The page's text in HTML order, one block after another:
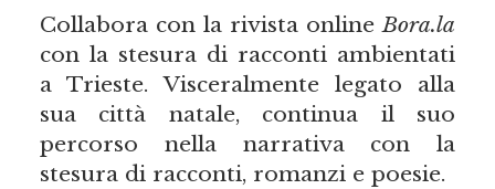
Collabora con la rivista onlineBora.la
con la stesura di racconti ambientati
a Trieste. Visceralmente legato alla
sua città natale, continua il suo
percorso nella narrativa con la
stesura di racconti, romanzi e poesie.